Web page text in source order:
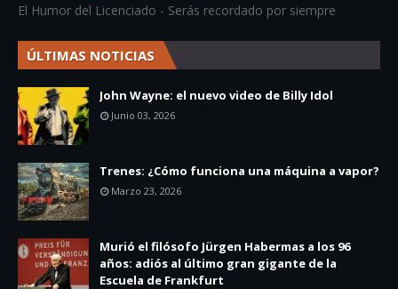
El Humor del Licenciado - Serás recordado por siempre
ÚLTIMAS NOTICIAS
John Wayne: el nuevo video de Billy Idol
Junio 03, 2026
Trenes: ¿Cómo funciona una máquina a vapor?
Marzo 23, 2026
Murió el filósofo Jürgen Habermas a los 96
años: adiós al último gran gigante de la
Escuela de Frankfurt